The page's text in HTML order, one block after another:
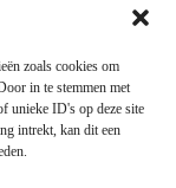
zoals cookies om
in te stemmen met
unieke ID's op deze site
intrekt, kan dit een
-Over ons